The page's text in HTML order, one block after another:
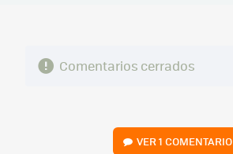
Comentarios cerrados
VER1 COMENTARIO